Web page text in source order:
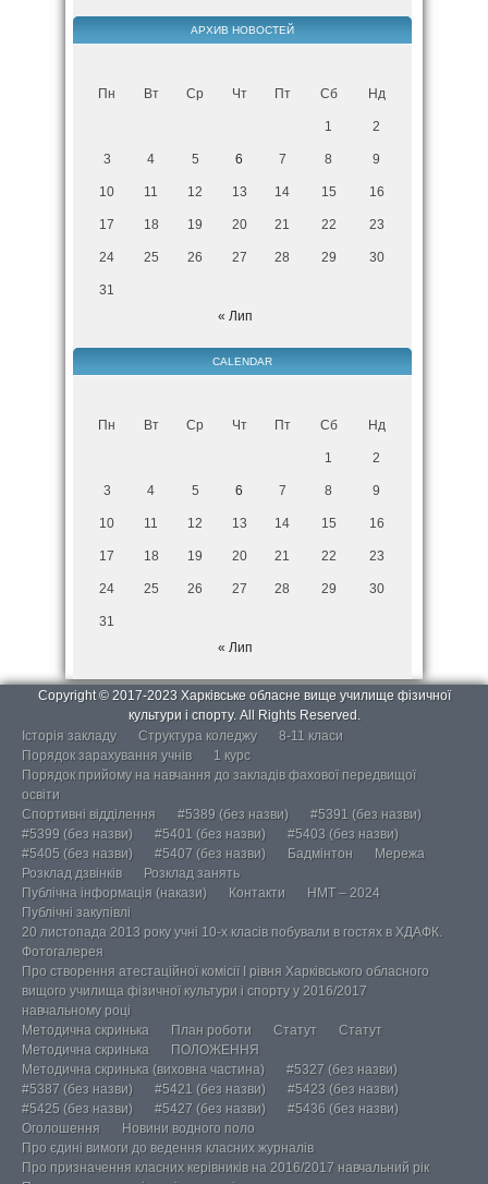
АРХИВ НОВОСТЕЙ
Пн Вт Ср Чт Пт Сб Нд
1 2
3 4 5 6 7 8 9
10 11 12 13 14 15 16
17 18 19 20 21 22 23
24 25 26 27 28 29 30
31
« Лип
CALENDAR
Пн Вт Ср Чт Пт Сб Нд
1 2
3 4 5 6 7 8 9
10 11 12 13 14 15 16
17 18 19 20 21 22 23
24 25 26 27 28 29 30
31
« Лип
Copyright © 2017-2023 Харківське обласне вище училище фізичної
культури і спорту. All Rights Reserved.
Історія закладу
Структура коледжу
8-11 класи
Порядок зарахування учнів
1 курс
Порядок прийому на навчання до закладів фахової передвищої
освіти
Спортивні відділення
#5389 (без назви)
#5391 (без назви)
#5399 (без назви)
#5401 (без назви)
#5403 (без назви)
#5405 (без назви)
#5407 (без назви) Бадмінтон
Мережа
Розклад дзвінків
Розклад занять
Публічна інформація (накази)
Контакти
НМТ – 2024
Публічні закупівлі
20 листопада 2013 року учні 10-х класів побували в гостях в ХДАФК.
Фотогалерея
Про створення атестаційної комісії І рівня Харківського обласного
вищого училища фізичної культури і спорту у 2016/2017
навчальному році
Методична скринька
План роботи Статут
Статут
Методична скринька
ПОЛОЖЕННЯ
Методична скринька (виховна частина)
#5327 (без назви)
#5387 (без назви)
#5421 (без назви)
#5423 (без назви)
#5425 (без назви)
#5427 (без назви)
#5436 (без назви)
Оголошення
Новини водного поло
Про єдині вимоги до ведення класних журналів
Про призначення класних керівників на 2016/2017 навчальний рік